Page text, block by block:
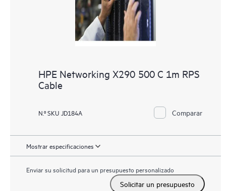
HPE Networking X290 500 C 1m RPS
Cable
N.º SKU JD184A Comparar
Mostrar especificaciones
Enviar su solicitud para un presupuesto personalizado
Solicitar un presupuesto